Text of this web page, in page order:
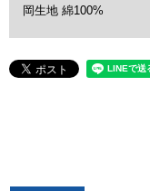
岡生地 綿100%